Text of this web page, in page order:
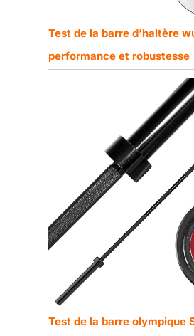
Test de la barre d’haltère
performance et robustesse
Test de la barre olympique